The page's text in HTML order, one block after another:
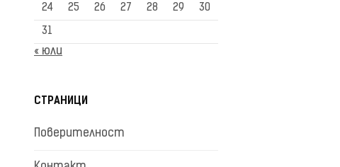
24 25 26 27 28 29 30
31
« юли
СТРАНИЦИ
Поверителност